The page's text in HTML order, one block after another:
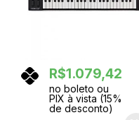
R$1.079,42
no boleto ou
PIX à vista (15%
de desconto)